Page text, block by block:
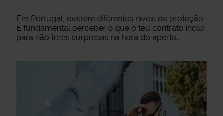
Em Portugal, existem diferentes níveis de proteção.
É fundamental perceber o que o teu contrato inclui
para não teres surpresas na hora do aperto.